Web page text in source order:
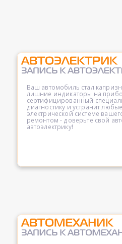
Ваш автомобиль стал
лишние индикаторы на
сертифицированный
диагностику и устранит
электрической системе
ремонтом - доверьте свой
автоэлектрику!